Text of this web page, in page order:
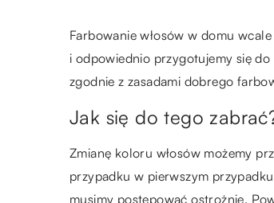
Farbowanie włosów w domu
i odpowiednio przygotujemy się
zgodnie z zasadami dobrego
Jak się do tego
Zmianę koloru włosów możemy
przypadku w pierwszym
musimy postępować ostrożnie.